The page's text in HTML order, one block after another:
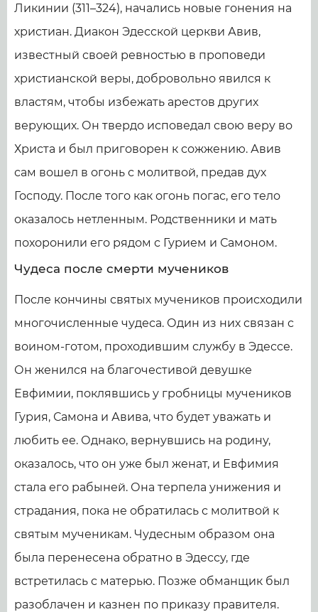
Ликинии (311–324), начались новые гонения на
христиан. Диакон Эдесской церкви Авив,
известный своей ревностью в проповеди
христианской веры, добровольно явился к
властям, чтобы избежать арестов других
верующих. Он твердо исповедал свою веру во
Христа и был приговорен к сожжению. Авив
сам вошел в огонь с молитвой, предав дух
Господу. После того как огонь погас, его тело
оказалось нетленным. Родственники и мать
похоронили его рядом с Гурием и Самоном.
Чудеса после смерти мучеников
После кончины святых мучеников происходили
многочисленные чудеса. Один из них связан с
воином-готом, проходившим службу в Эдессе.
Он женился на благочестивой девушке
Евфимии, поклявшись у гробницы мучеников
Гурия, Самона и Авива, что будет уважать и
любить ее. Однако, вернувшись на родину,
оказалось, что он уже был женат, и Евфимия
стала его рабыней. Она терпела унижения и
страдания, пока не обратилась с молитвой к
святым мученикам. Чудесным образом она
была перенесена обратно в Эдессу, где
встретилась с матерью. Позже обманщик был
разоблачен и казнен по приказу правителя.